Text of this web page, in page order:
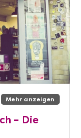
Mehr anzeigen
– Die